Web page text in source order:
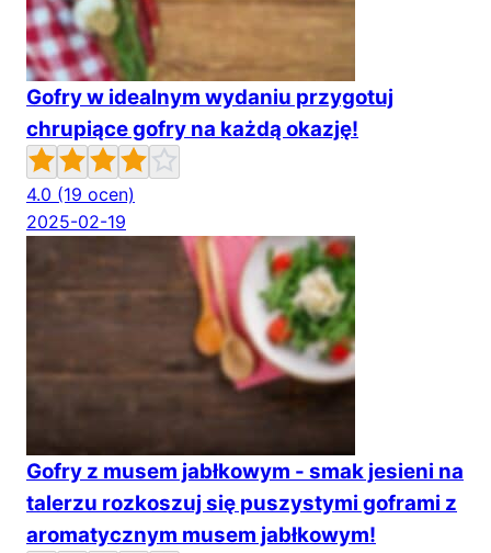
Gofry w idealnym wydaniu przygotuj
chrupiące gofry na każdą okazję!
4.0 (19 ocen)
2025-02-19
Gofry z musem jabłkowym - smak jesieni na
talerzu rozkoszuj się puszystymi goframi z
aromatycznym musem jabłkowym!